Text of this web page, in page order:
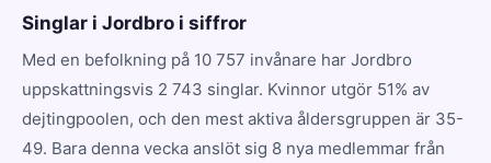
Singlar i Jordbro i siffror
Med en befolkning på 10 757 invånare har Jordbro
uppskattningsvis 2 743 singlar. Kvinnor utgör 51% av
dejtingpoolen, och den mest aktiva åldersgruppen är 35-
49. Bara denna vecka anslöt sig 8 nya medlemmar från